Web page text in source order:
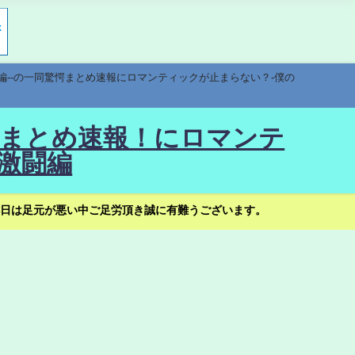
の一同驚愕まとめ速報にロマンティックが止まらない？-僕の
とめ速報！にロマンテ
闘編
足元が悪い中ご足労頂き誠に有難うございます。